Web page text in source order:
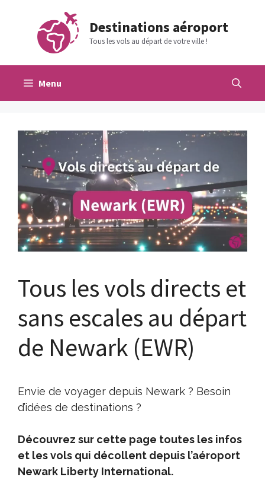
contenu
Destinations aéroport
Tous les vols au départ de votre ville !
Menu
Tous les vols directs et
sans escales au départ
de Newark (EWR)
Envie de voyager depuis Newark ? Besoin
d’idées de destinations ?
Découvrez sur cette page toutes les infos
et les vols qui décollent depuis l’aéroport
Newark Liberty International.